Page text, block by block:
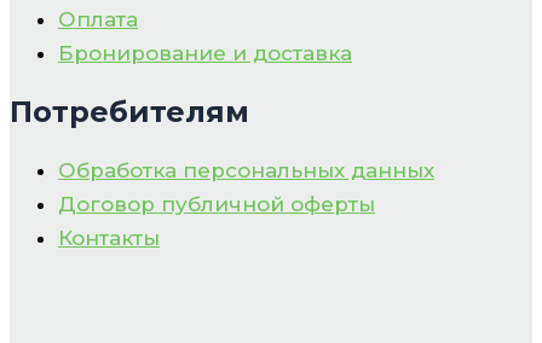
Оплата
Бронирование и доставка
Потребителям
Обработка персональных данных
Договор публичной оферты
Контакты